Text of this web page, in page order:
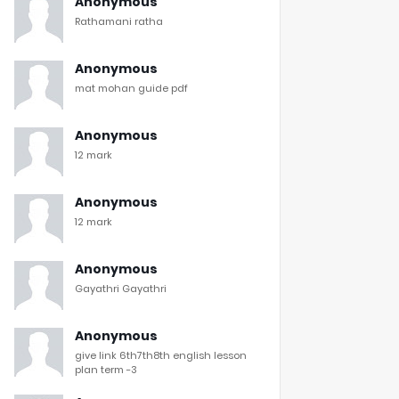
Rathamani ratha
Anonymous
mat mohan guide pdf
Anonymous
12 mark
Anonymous
12 mark
Anonymous
Gayathri Gayathri
Anonymous
give link 6th7th8th english lesson
plan term -3